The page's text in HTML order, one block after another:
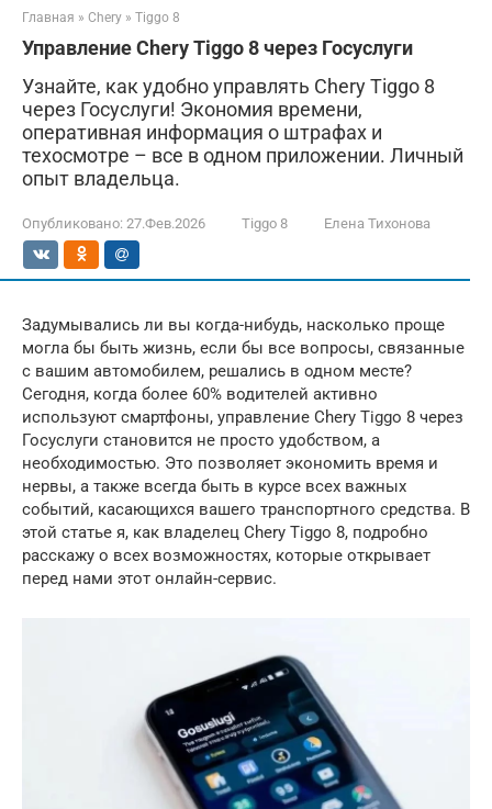
Главная » Chery » Tiggo 8
Управление Chery Tiggo 8 через Госуслуги
Узнайте, как удобно управлять Chery Tiggo 8
через Госуслуги! Экономия времени,
оперативная информация о штрафах и
техосмотре – все в одном приложении. Личный
опыт владельца.
Опубликовано: 27.Фев.2026 Tiggo 8 Елена Тихонова
Задумывались ли вы когда-нибудь, насколько проще
могла бы быть жизнь, если бы все вопросы, связанные
с вашим автомобилем, решались в одном месте?
Сегодня, когда более 60% водителей активно
используют смартфоны, управление Chery Tiggo 8 через
Госуслуги становится не просто удобством, а
необходимостью. Это позволяет экономить время и
нервы, а также всегда быть в курсе всех важных
событий, касающихся вашего транспортного средства. В
этой статье я, как владелец Chery Tiggo 8, подробно
расскажу о всех возможностях, которые открывает
перед нами этот онлайн-сервис.